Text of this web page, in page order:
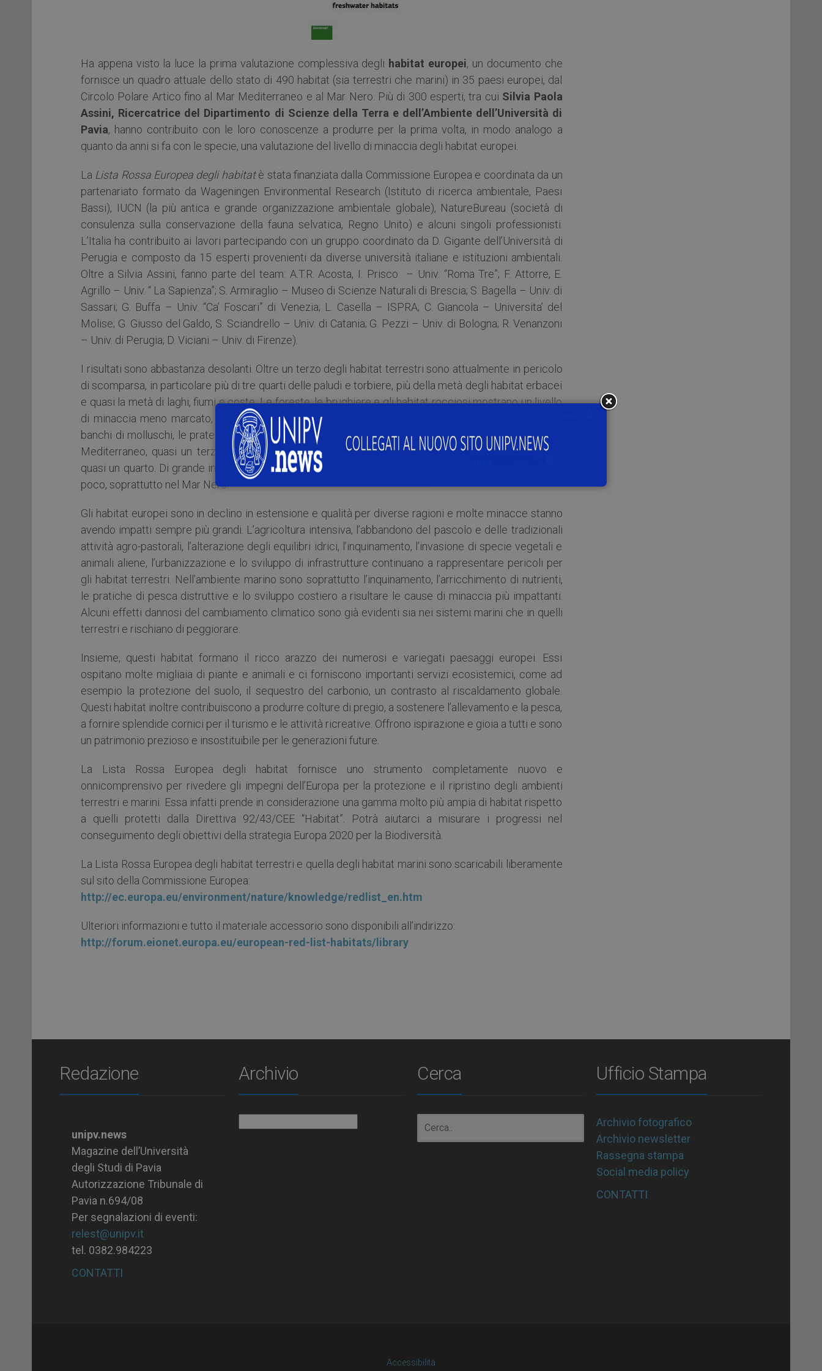
Ha appena visto la luce la prima valutazione complessiva degli habitat europei, un documento che
fornisce un quadro attuale dello stato di 490 habitat (sia terrestri che marini) in 35 paesi europei, dal
Circolo Polare Artico fino al Mar Mediterraneo e al Mar Nero. Più di 300 esperti, tra cui Silvia Paola
Assini, Ricercatrice del Dipartimento di Scienze della Terra e dell’Ambiente dell’Università di
Pavia, hanno contribuito con le loro conoscenze a produrre per la prima volta, in modo analogo a
quanto da anni si fa con le specie, una valutazione del livello di minaccia degli habitat europei.
La Lista Rossa Europea degli habitatè stata finanziata dalla Commissione Europea e coordinata da un
partenariato formato da Wageningen Environmental Research (Istituto di ricerca ambientale, Paesi
Bassi), IUCN (la più antica e grande organizzazione ambientale globale), NatureBureau (società di
consulenza sulla conservazione della fauna selvatica, Regno Unito) e alcuni singoli professionisti.
L’Italia ha contribuito ai lavori partecipando con un gruppo coordinato da D. Gigante dell’Università di
Perugia e composto da 15 esperti provenienti da diverse università italiane e istituzioni ambientali.
Oltre a Silvia Assini, fanno parte del team: A.T.R. Acosta, I. Prisco – Univ. “Roma Tre”; F. Attorre, E.
Agrillo – Univ. “ La Sapienza”; S. Armiraglio – Museo di Scienze Naturali di Brescia; S. Bagella – Univ. di
Sassari; G. Buffa – Univ. “Ca’ Foscari” di Venezia; L. Casella – ISPRA; C. Giancola – Universita’ del
Molise; G. Giusso del Galdo, S. Sciandrello – Univ. di Catania; G. Pezzi – Univ. di Bologna; R. Venanzoni
– Univ. di Perugia; D. Viciani – Univ. di Firenze).
I risultati sono abbastanza desolanti. Oltre un terzo degli habitat terrestri sono attualmente in pericolo
di scomparsa, in particolare più di tre quarti delle paludi e torbiere, più della metà degli habitat erbacei
e quasi la metà di laghi, fiumi e coste. Le foreste, le brughiere e gli habitat rocciosi mostrano un livello
di minaccia meno marcato, ma destano comunque grande preoccupazione. Nell’ambiente marino, i
banchi di molluschi, le praterie di fanerogame marine e gli estuari sono ovunque minacciati. Nel Mar
Mediterraneo, quasi un terzo di tutti gli habitat è a rischio di collasso; nell’Atlantico nord-orientale,
quasi un quarto. Di grande interesse è il gran numero di habitat marini di cui sappiamo ancora troppo
poco, soprattutto nel Mar Nero.
Gli habitat europei sono in declino in estensione e qualità per diverse ragioni e molte minacce stanno
avendo impatti sempre più grandi. L’agricoltura intensiva, l’abbandono del pascolo e delle tradizionali
attività agro-pastorali, l’alterazione degli equilibri idrici, l’inquinamento, l’invasione di specie vegetali e
animali aliene, l’urbanizzazione e lo sviluppo di infrastrutture continuano a rappresentare pericoli per
gli habitat terrestri. Nell’ambiente marino sono soprattutto l’inquinamento, l’arricchimento di nutrienti,
le pratiche di pesca distruttive e lo sviluppo costiero a risultare le cause di minaccia più impattanti.
Alcuni effetti dannosi del cambiamento climatico sono già evidenti sia nei sistemi marini che in quelli
terrestri e rischiano di peggiorare.
Insieme, questi habitat formano il ricco arazzo dei numerosi e variegati paesaggi europei. Essi
ospitano molte migliaia di piante e animali e ci forniscono importanti servizi ecosistemici, come ad
esempio la protezione del suolo, il sequestro del carbonio, un contrasto al riscaldamento globale.
Questi habitat inoltre contribuiscono a produrre colture di pregio, a sostenere l’allevamento e la pesca,
a fornire splendide cornici per il turismo e le attività ricreative. Offrono ispirazione e gioia a tutti e sono
un patrimonio prezioso e insostituibile per le generazioni future.
La Lista Rossa Europea degli habitat fornisce uno strumento completamente nuovo e
onnicomprensivo per rivedere gli impegni dell’Europa per la protezione e il ripristino degli ambienti
terrestri e marini. Essa infatti prende in considerazione una gamma molto più ampia di habitat rispetto
a quelli protetti dalla Direttiva 92/43/CEE “Habitat”. Potrà aiutarci a misurare i progressi nel
conseguimento degli obiettivi della strategia Europa 2020 per la Biodiversità.
La Lista Rossa Europea degli habitat terrestri e quella degli habitat marini sono scaricabili liberamente
sul sito della Commissione Europea:
http://ec.europa.eu/environment/nature/knowledge/redlist_en.htm
Ulteriori informazioni e tutto il materiale accessorio sono disponibili all’indirizzo:
http://forum.eionet.europa.eu/european-red-list-habitats/library
Redazione
unipv.news
Magazine dell’Università
degli Studi di Pavia
Autorizzazione Tribunale di
Pavia n.694/08
Per segnalazioni di eventi:
relest@unipv.it
tel. 0382.984223
CONTATTI
Archivio Cerca Ufficio Stampa
Archivio fotografico
Archivio newsletter
Rassegna stampa
Social media policy
CONTATTI
Accessibilità